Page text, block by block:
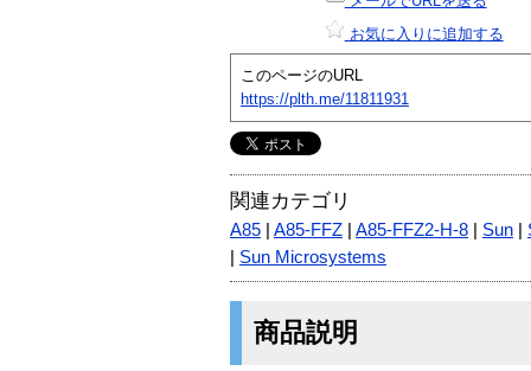
お気に入りに追加する
このページのURL
https://plth.me/11811931
関連カテゴリ
A85 A85-FFZ A85-FFZ2-H-8 Sun
Sun Microsystems
商品説明